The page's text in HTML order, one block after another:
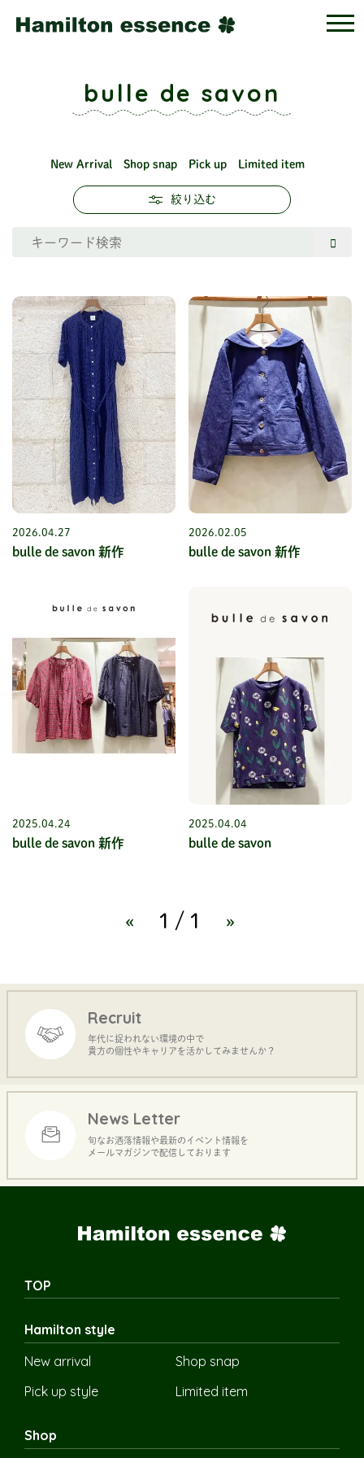
bulle de savon
New Arrival Shop snap Pick up Limited item
絞り込む
2026.04.27
bulle de savon 新作
2026.02.05
bulle de savon 新作
2025.04.24
bulle de savon 新作
2025.04.04
bulle de savon
« 1/1 »
Recruit
年代に捉われない環境の中で
貴方の個性やキャリアを活かしてみませんか？
News Letter
旬なお洒落情報や最新のイベント情報を
メールマガジンで配信しております
TOP
Hamilton style
New arrival
Shop snap
Pick up style
Limited item
Shop